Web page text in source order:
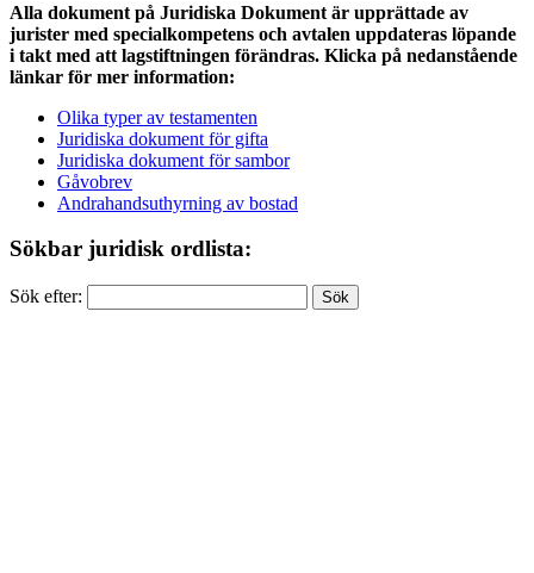
Alla dokument på Juridiska Dokument är upprättade av
jurister med specialkompetens och avtalen uppdateras löpande
i takt med att lagstiftningen förändras. Klicka på nedanstående
länkar för mer information:
Olika typer av testamenten
Juridiska dokument för gifta
Juridiska dokument för sambor
Gåvobrev
Andrahandsuthyrning av bostad
Sökbar juridisk ordlista:
Sök efter: